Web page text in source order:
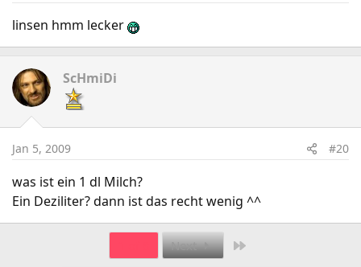
linsen hmm lecker
ScHmiDi
Jan 5, 2009 #20
was ist ein 1 dl Milch?
Ein Deziliter? dann ist das recht wenig ^^
Next